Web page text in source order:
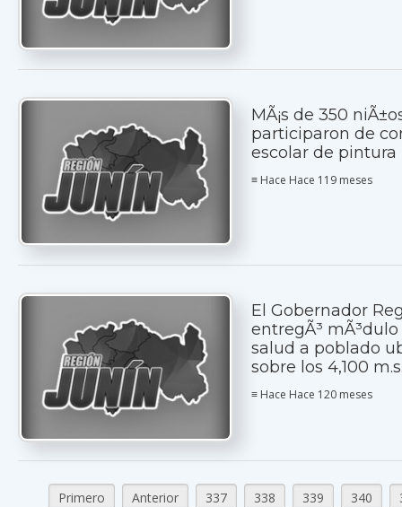
MÃ¡s de 350
participaron de
escolar de pintura
≡ Hace Hace 119 meses
El Gobernador
entregÃ³
salud a poblado
sobre los 4,100
≡ Hace Hace 120 meses
Primero Anterior 337 338 339 340